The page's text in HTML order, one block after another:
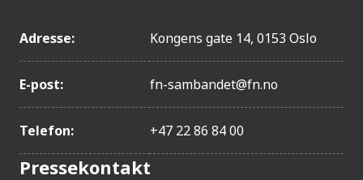
Adresse: Kongens gate 14, 0153 Oslo
E-post: fn-sambandet@fn.no
Telefon: +47 22 86 84 00
Pressekontakt